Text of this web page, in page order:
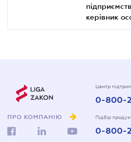
керівник
ПРО КОМПАНІЮ
Центр
0-800-
Підбір
0-800-